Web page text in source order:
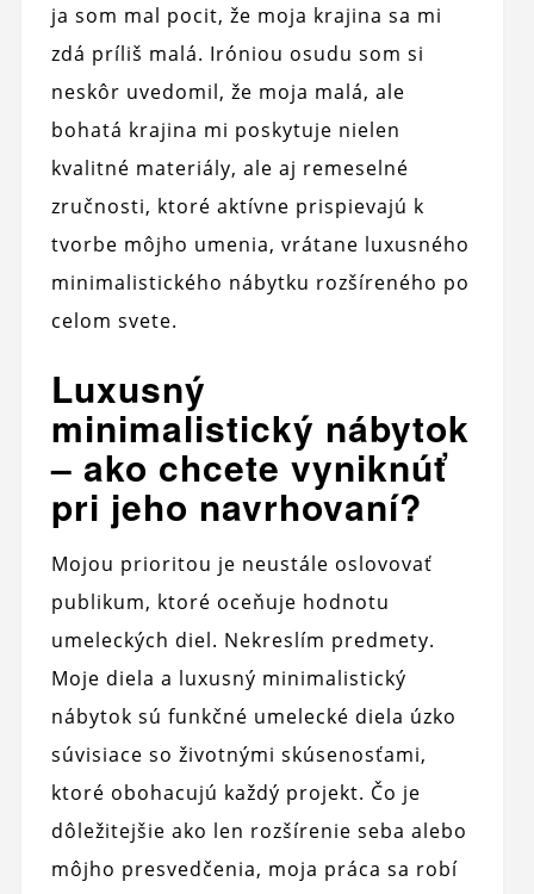
ja som mal pocit, že moja krajina sa mi
zdá príliš malá. Iróniou osudu som si
neskôr uvedomil, že moja malá, ale
bohatá krajina mi poskytuje nielen
kvalitné materiály, ale aj remeselné
zručnosti, ktoré aktívne prispievajú k
tvorbe môjho umenia, vrátane luxusného
minimalistického nábytku rozšíreného po
celom svete.
Luxusný
minimalistický nábytok
– ako chcete vyniknúť
pri jeho navrhovaní?
Mojou prioritou je neustále oslovovať
publikum, ktoré oceňuje hodnotu
umeleckých diel. Nekreslím predmety.
Moje diela a luxusný minimalistický
nábytok sú funkčné umelecké diela úzko
súvisiace so životnými skúsenosťami,
ktoré obohacujú každý projekt. Čo je
dôležitejšie ako len rozšírenie seba alebo
môjho presvedčenia, moja práca sa robí